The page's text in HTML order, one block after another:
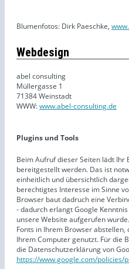
Blumenfotos: Dirk Paeschke,
Webdesign
abel consulting
Müllergasse 1
71384 Weinstadt
WWW:www.abel-consulting.de
Plugins und Tools
Beim Aufruf dieser Seiten lädt Ihr
bereitgestellt werden. Das ist
einheitlich und übersichtlich
berechtigtes Interesse im Sinne
Browser baut dadruch eine
- dadurch erlangt Google
unsere Website aufgerufen
Fonts in Ihrem Browser
Ihrem Computer genutzt. Für die
die Datenschutzerklärung von
https://www.google.com/policies/